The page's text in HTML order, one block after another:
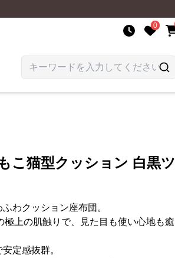
0
こ猫型クッション 白黒ツ
わクッション座布団。
極上の肌触りで、見た目も使い心地も癒
定感抜群。